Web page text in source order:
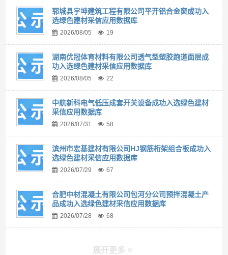
郓城县宇坤建筑工程有限公司平开铝合金窗成功入
选绿色建材采信应用数据库
2026/08/05 19
湖南优冠体育材料有限公司透气型塑胶跑道面层成
功入选绿色建材采信应用数据库
2026/08/05 22
中航新科电气低压成套开关设备成功入选绿色建材
采信应用数据库
2026/07/31 58
滨州市宏基建材有限公司HJ钢筋桁架组合板成功入
选绿色建材采信应用数据库
2026/07/29 67
合肥中材混凝土有限公司包河分公司预拌混凝土产
品成功入选绿色建材采信应用数据库
2026/07/28 68
展开更多